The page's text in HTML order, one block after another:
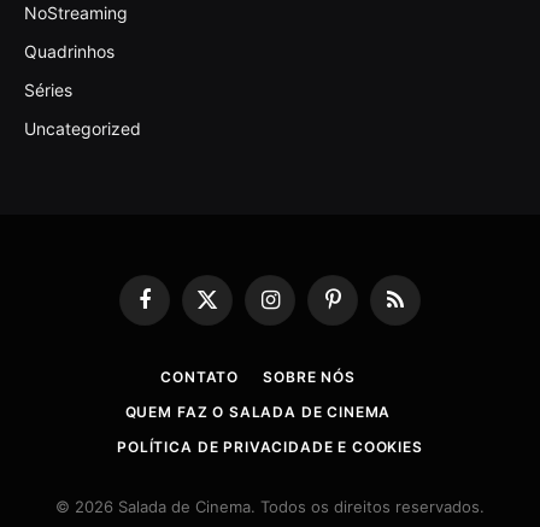
NoStreaming
Quadrinhos
Séries
Uncategorized
Facebook
X
(Twitter)
InstagramPinterestRSS
CONTATO
SOBRE NÓS
QUEM FAZ O SALADA DE CINEMA
POLÍTICA DE PRIVACIDADE E COOKIES
© 2026 Salada de Cinema. Todos os direitos reservados.